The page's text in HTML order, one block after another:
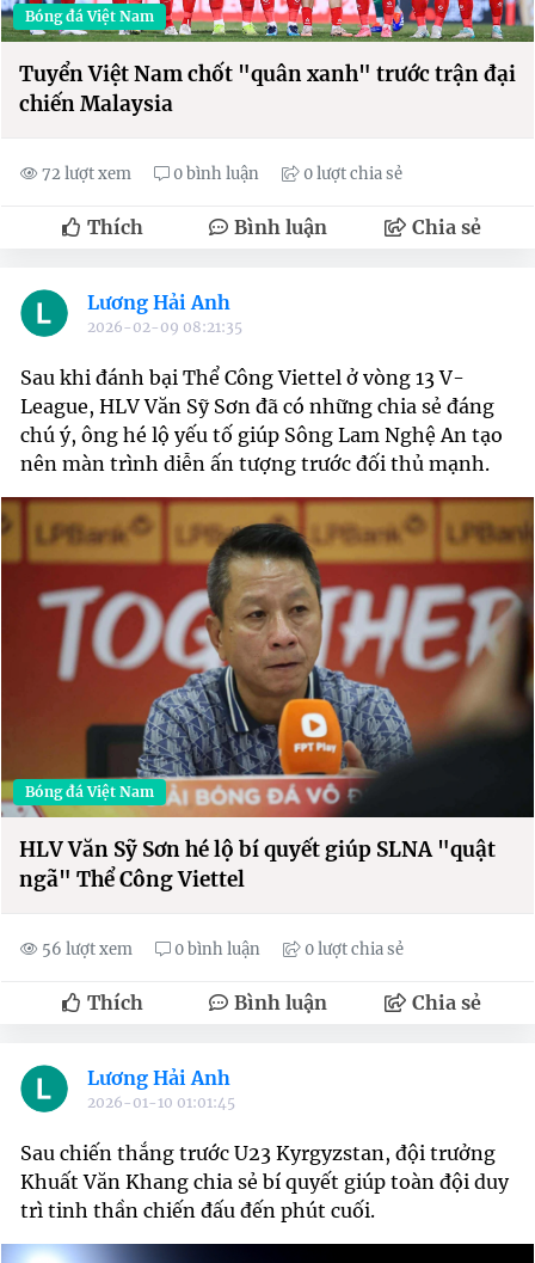
Bóng đá Việt Nam
Tuyển Việt Nam chốt "quân xanh" trước trận đại
chiến Malaysia
72 lượt xem 0 bình luận 0 lượt chia sẻ
Thích Bình luận Chia sẻ
Lương Hải Anh
2026-02-09 08:21:35
Sau khi đánh bại Thể Công Viettel ở vòng 13 V-
League, HLV Văn Sỹ Sơn đã có những chia sẻ đáng
chú ý, ông hé lộ yếu tố giúp Sông Lam Nghệ An tạo
nên màn trình diễn ấn tượng trước đối thủ mạnh.
Bóng đá Việt Nam
HLV Văn Sỹ Sơn hé lộ bí quyết giúp SLNA "quật
ngã" Thể Công Viettel
56 lượt xem 0 bình luận 0 lượt chia sẻ
Thích Bình luận Chia sẻ
Lương Hải Anh
2026-01-10 01:01:45
Sau chiến thắng trước U23 Kyrgyzstan, đội trưởng
Khuất Văn Khang chia sẻ bí quyết giúp toàn đội duy
trì tinh thần chiến đấu đến phút cuối.